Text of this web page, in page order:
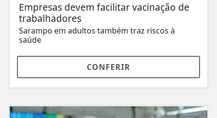
Empresas devem facilitar vacinação de
trabalhadores
Sarampo em adultos também traz riscos à
saúde
CONFERIR